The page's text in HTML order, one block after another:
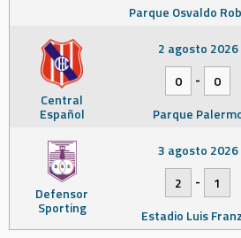
Parque Osvaldo
Central
Español
2 agosto 2026
0
-
0
Parque
Defensor
Sporting
3 agosto 2026
2
-
1
Estadio Luis